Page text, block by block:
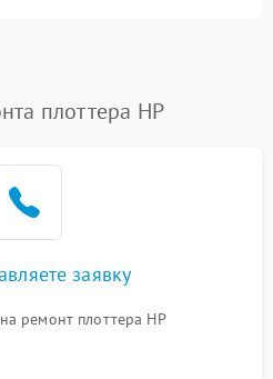
плоттера HP
заявку
ремонт плоттера HP